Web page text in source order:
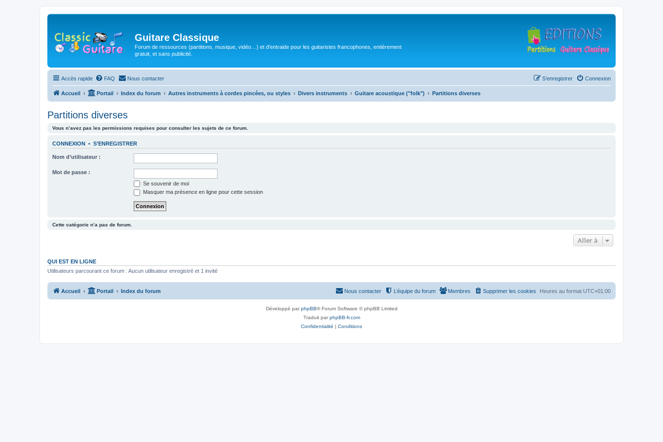
Guitare Classique
Forum de ressources (partitions, musique, vidéo…) et d'entraide pour les guitaristes francophones, entièrement
gratuit, et sans publicité.
Accès rapide FAQ Nous contacter Connexion
S’enregistrer
Accueil Portail Index du forum Autres instruments à cordes pincées, ou styles Divers instruments Guitare acoustique ("folk") Partitions diverses
Partitions diverses
Vous n’avez pas les permissions requises pour consulter les sujets de ce forum.
CONNEXION • S’ENREGISTRER
Nom d’utilisateur :
Mot de passe :
Se souvenir de moi
Masquer ma présence en ligne pour cette session
Cette catégorie n’a pas de forum.
Aller à
QUI EST EN LIGNE
Utilisateurs parcourant ce forum : Aucun utilisateur enregistré et 1 invité
Accueil Portail Index du forum Heures au format UTC+01:00
Supprimer les cookies
Membres
L’équipe du forum
Nous contacter
Développé parphpBB® Forum Software © phpBB Limited
Traduit parphpBB-fr.com
Confidentialité | Conditions